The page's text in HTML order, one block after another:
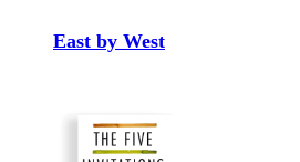
East by West